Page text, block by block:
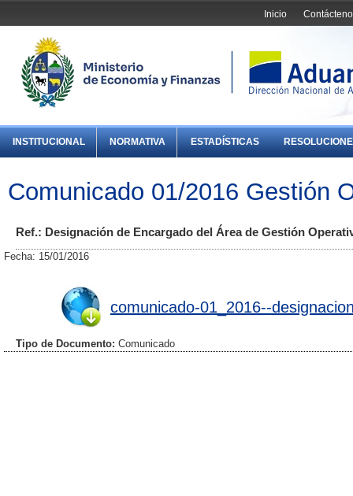
Inicio
INSTITUCIONAL NORMATIVA ESTADÍSTICAS
Comunicado 01/2016 Gestión
Ref.: Designación de Encargado del Área de Gestión
Fecha: 15/01/2016
comunicado-01_2016--
Tipo de Documento: Comunicado